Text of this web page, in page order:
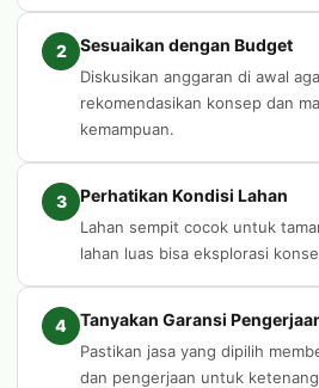
2 Sesuaikan dengan Budget
Diskusikan anggaran di awal
rekomendasikan konsep dan
kemampuan.
3 Perhatikan Kondisi Lahan
Lahan sempit cocok untuk
lahan luas bisa eksplorasi
4 Tanyakan Garansi
Pastikan jasa yang dipilih
dan pengerjaan untuk